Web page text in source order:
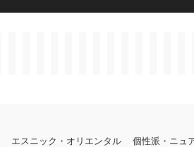
エスニック・オリエンタル 個性派・ニュ